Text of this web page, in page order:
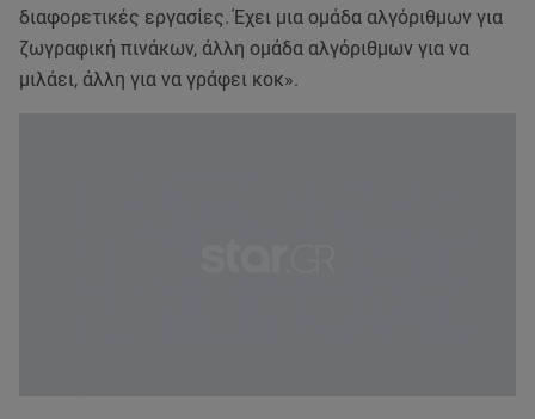
διαφορετικές εργασίες. Έχει μια ομάδα αλγόριθμων για
ζωγραφική πινάκων, άλλη ομάδα αλγόριθμων για να
μιλάει, άλλη για να γράφει κοκ».